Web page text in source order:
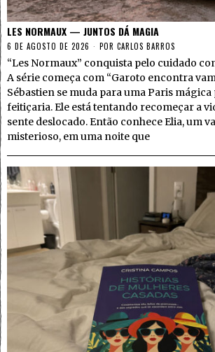
LES NORMAUX — JUNTOS DÁ MAGIA
6 DE AGOSTO DE 2026 POR CARLOS BARROS
“Les Normaux” conquista pelo cuidado
A série começa com “Garoto encontra
Sébastien se muda para uma Paris
feitiçaria. Ele está tentando recomeçar a
sente deslocado. Então conhece Elia, um
misterioso, em uma noite que